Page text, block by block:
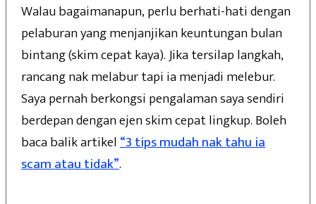
Walau bagaimanapun, perlu berhati-hati dengan
pelaburan yang menjanjikan keuntungan bulan
bintang (skim cepat kaya). Jika tersilap langkah,
rancang nak melabur tapi ia menjadi melebur.
Saya pernah berkongsi pengalaman saya sendiri
berdepan dengan ejen skim cepat lingkup. Boleh
baca balik artikel“3 tips mudah nak tahu ia
scam atau tidak”.